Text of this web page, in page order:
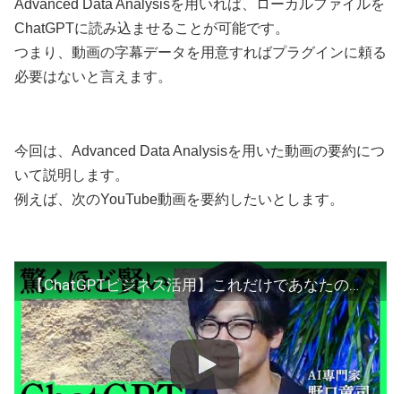
Advanced Data Analysisを用いれば、ローカルファイルを
ChatGPTに読み込ませることが可能です。
つまり、動画の字幕データを用意すればプラグインに頼る
必要はないと言えます。
今回は、Advanced Data Analysisを用いた動画の要約につ
いて説明します。
例えば、次のYouTube動画を要約したいとします。
【ChatGPTビジネス活用】これだけであなたの仕事量は半減する？誰でも「プロンプト達人」になれる７つのポイントとは（AI専門家・野口竜司）【NewSchool】